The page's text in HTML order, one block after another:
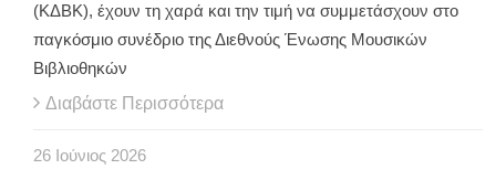
(ΚΔΒΚ), έχουν τη χαρά και την τιμή να συμμετάσχουν στο
παγκόσμιο συνέδριο της Διεθνούς Ένωσης Μουσικών
Βιβλιοθηκών
Διαβάστε Περισσότερα
26 Ιούνιος 2026